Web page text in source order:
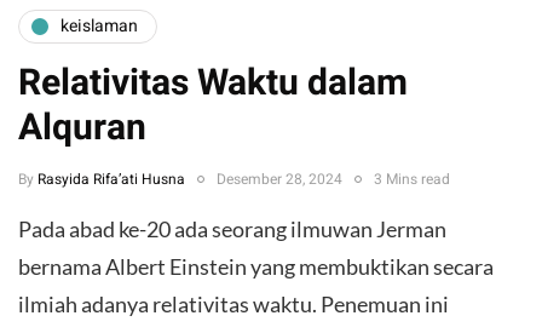
keislaman
Relativitas Waktu dalam
Alquran
By Rasyida Rifa’ati Husna Desember 28, 2024 3 Mins read
Pada abad ke-20 ada seorang ilmuwan Jerman
bernama Albert Einstein yang membuktikan secara
ilmiah adanya relativitas waktu. Penemuan ini